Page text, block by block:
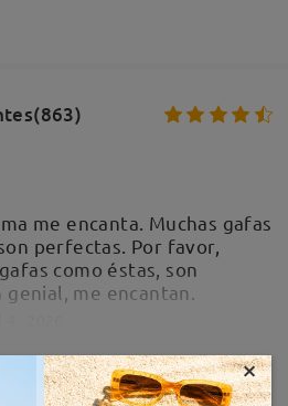
me encanta. Muchas gafas
perfectas. Por favor,
como éstas, son
genial, me encantan.
MÁS ×